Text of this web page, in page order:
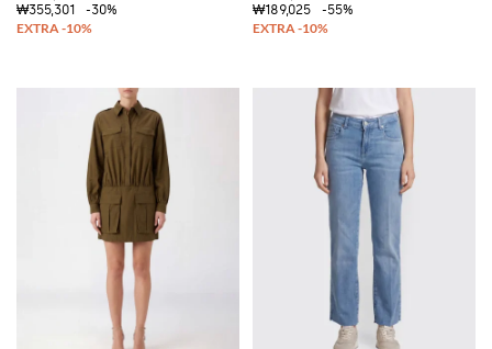
₩355,301
-30%
₩189,025
-55%